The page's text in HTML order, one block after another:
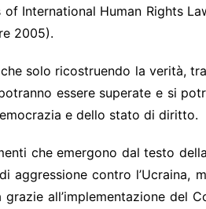
International Human Rights
2005).
solo ricostruendo la verità,
essere superate e si
e dello stato di diritto.
che emergono dal testo
aggressione contro
all’implementazione del